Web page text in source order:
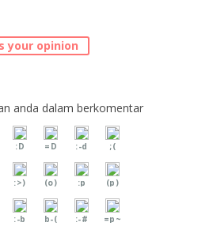
your opinion
anda dalam berkomentar
:D =D :-d ;(
:>) (o) :p (p)
:-b b-( :-# =p~